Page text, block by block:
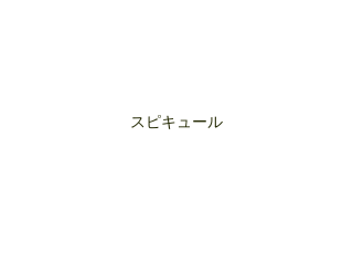
スピキュール